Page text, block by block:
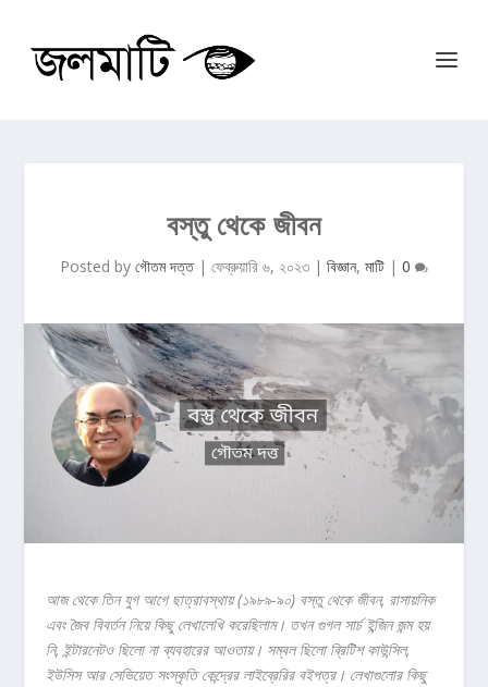
বস্তু থেকে জীবন
Posted by গৌতম দত্ত| ফেব্রুয়ারি ৬, ২০২৩ | বিজ্ঞান, মাটি | 0
আজথেকেতিন যুগ আগেছাত্রাবস্থায় (১৯৮৯-৯০) বস্তুথেকেজীবন, রাসায়নিক
এবং জৈববিবর্তননিয়েকিছুলেখালেখিকরেছিলাম। তখনগুগলসার্চইন্জিনজন্মহয়
নি, ইন্টারনেটও ছিলোনাব্যবহারের আওতায়। সম্বলছিলোব্রিটিশকাউন্সিল,
ইউসিস আরসেভিয়েতসংস্কৃতিকেন্দ্রেরলাইব্রেরিরবইপত্র। লেখাগুলোরকিছু